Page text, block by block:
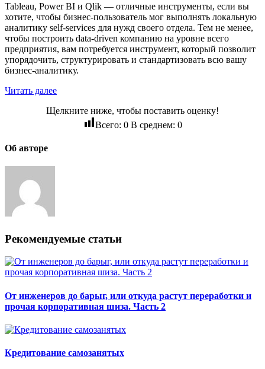
Tableau, Power BI и Qlik — отличные инструменты, если вы
хотите, чтобы бизнес-пользователь мог выполнять локальную
аналитику self-services для нужд своего отдела. Тем не менее,
чтобы построить data-driven компанию на уровне всего
предприятия, вам потребуется инструмент, который позволит
упорядочить, структурировать и стандартизовать всю вашу
бизнес-аналитику.
Читать далее
Щелкните ниже, чтобы поставить оценку!
Всего: 0В среднем: 0
Об авторе
Рекомендуемые статьи
От инженеров до барыг, или откуда растут переработки и
прочая корпоративная шиза. Часть 2
Кредитование самозанятых